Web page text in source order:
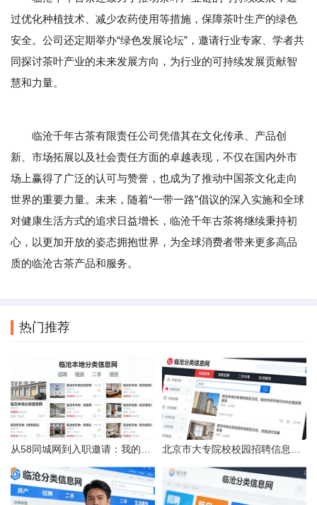
过优化种植技术、减少农药使用等措施，保障茶叶生产的绿色
安全。公司还定期举办“绿色发展论坛”，邀请行业专家、学者共
同探讨茶叶产业的未来发展方向，为行业的可持续发展贡献智
慧和力量。
临沧千年古茶有限责任公司凭借其在文化传承、产品创
新、市场拓展以及社会责任方面的卓越表现，不仅在国内外市
场上赢得了广泛的认可与赞誉，也成为了推动中国茶文化走向
世界的重要力量。未来，随着“一带一路”倡议的深入实施和全球
对健康生活方式的追求日益增长，临沧千年古茶将继续秉持初
心，以更加开放的姿态拥抱世界，为全球消费者带来更多高品
质的临沧古茶产品和服务。
热门推荐